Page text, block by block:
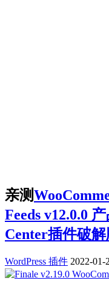
亲测
Feeds v12.0.0
Center插件破
WordPress 插件 2022-01-